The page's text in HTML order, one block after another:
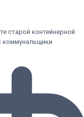
старой контейнерной
коммунальщики